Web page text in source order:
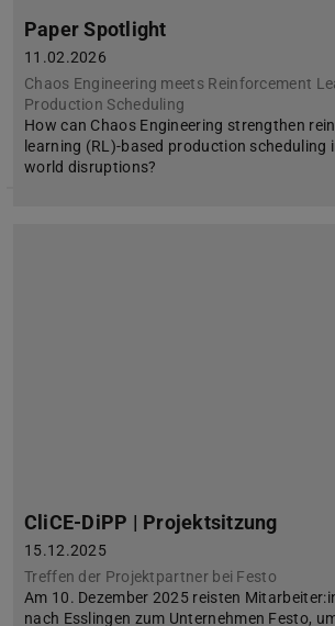
Paper Spotlight
11.02.2026
Chaos Engineering meets Reinforcement
Production Scheduling
How can Chaos Engineering strengthen
learning (RL)-based production scheduling
world disruptions?
CliCE-DiPP | Projektsitzung
15.12.2025
Treffen der Projektpartner bei Festo
Am 10. Dezember 2025 reisten
nach Esslingen zum Unternehmen Festo,